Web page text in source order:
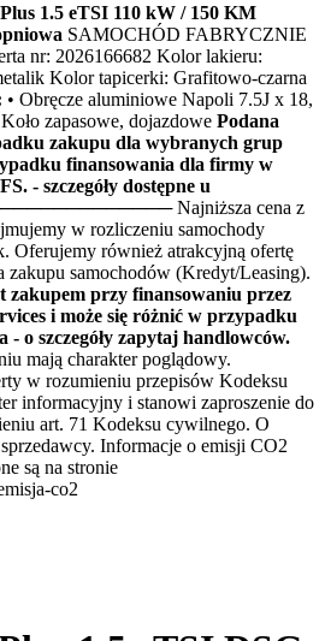
1.5 eTSI 110 kW / 150 KM
SAMOCHÓD FABRYCZNIE
nr: 2026166682 Kolor lakieru:
Kolor tapicerki: Grafitowo-czarna
• Obręcze aluminiowe Napoli 7.5J x 18,
zapasowe, dojazdowe Podana
zakupu dla wybranych grup
finansowania dla firmy w
- szczegóły dostępne u
Najniższa cena z
w rozliczeniu samochody
Oferujemy również atrakcyjną ofertę
zakupu samochodów (Kredyt/Leasing).
zakupem przy finansowaniu przez
i może się różnić w przypadku
o szczegóły zapytaj handlowców.
mają charakter poglądowy.
w rozumieniu przepisów Kodeksu
informacyjny i stanowi zaproszenie do
art. 71 Kodeksu cywilnego. O
Informacje o emisji CO2
są na stronie
co2